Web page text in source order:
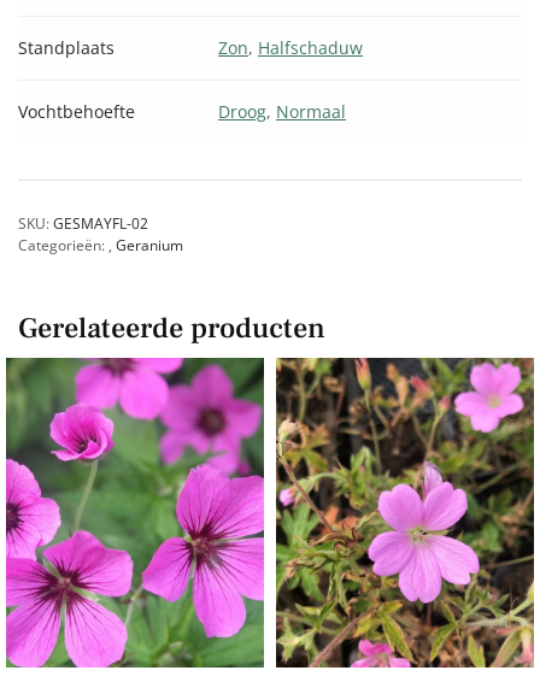
Standplaats Zon, Halfschaduw
Vochtbehoefte Droog, Normaal
SKU:GESMAYFL-02
Categorieën: , Geranium
Gerelateerde producten